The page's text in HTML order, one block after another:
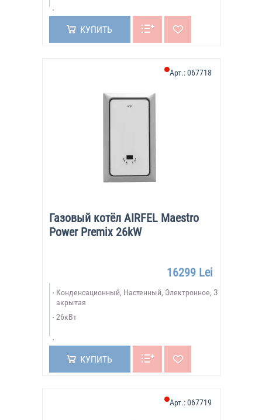
КУПИТЬ
Газовый котёл AIRFEL Maestro
Power Premix 26kW
Арт.:067718
16299 Lei
Конденсационный, Настенный, Электронное, З
акрытая
26кВт
КУПИТЬ
Арт.:067719